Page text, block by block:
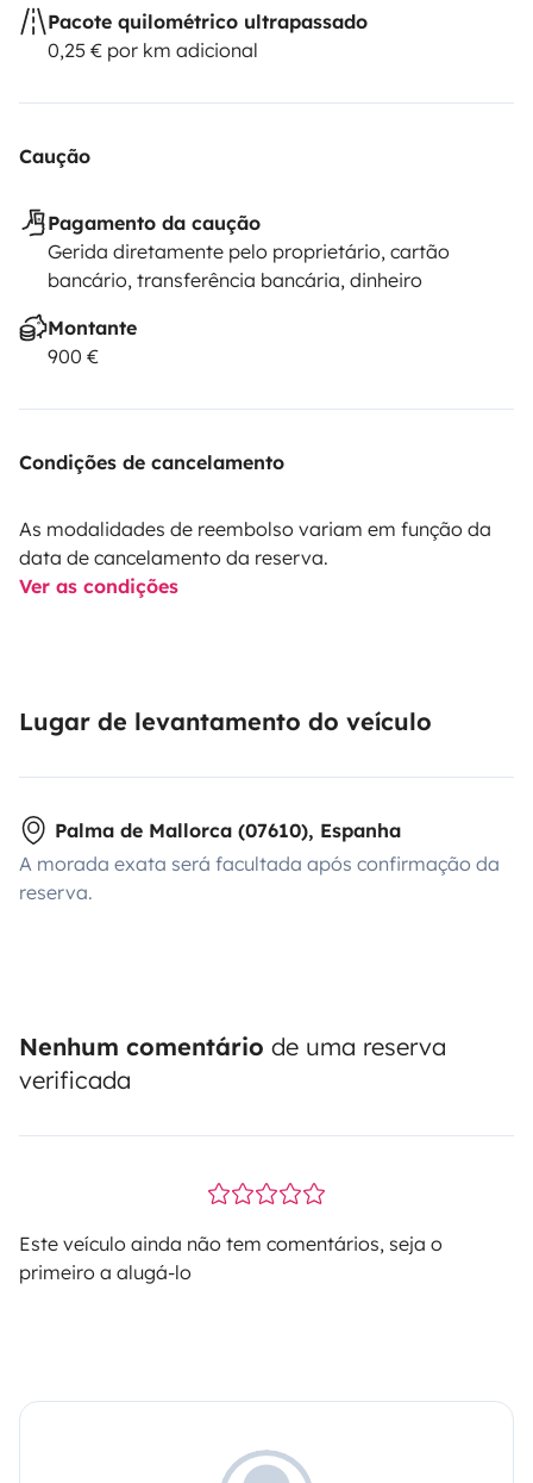
Pacote quilométrico ultrapassado
0,25 € por km adicional
Caução
Pagamento da caução
Gerida diretamente pelo proprietário, cartão
bancário, transferência bancária, dinheiro
Montante
900 €
Condições de cancelamento
As modalidades de reembolso variam em função da
data de cancelamento da reserva.
Ver as condições
Lugar de levantamento do veículo
Palma de Mallorca (07610), Espanha
A morada exata será facultada após confirmação da
reserva.
Nenhum comentário de uma reserva
verificada
Este veículo ainda não tem comentários, seja o
primeiro a alugá-lo